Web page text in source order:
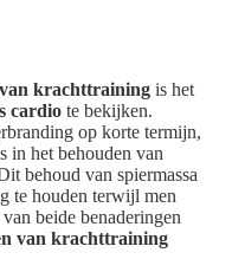
krachttraining is het
cardio te bekijken.
op korte termijn,
in het behouden van
behoud van spiermassa
te houden terwijl men
beide benaderingen
van krachttraining